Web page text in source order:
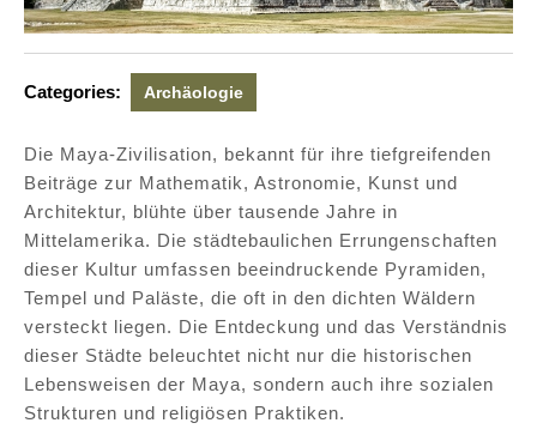
Categories: Archäologie
Die Maya-Zivilisation, bekannt für ihre tiefgreifenden
Beiträge zur Mathematik, Astronomie, Kunst und
Architektur, blühte über tausende Jahre in
Mittelamerika. Die städtebaulichen Errungenschaften
dieser Kultur umfassen beeindruckende Pyramiden,
Tempel und Paläste, die oft in den dichten Wäldern
versteckt liegen. Die Entdeckung und das Verständnis
dieser Städte beleuchtet nicht nur die historischen
Lebensweisen der Maya, sondern auch ihre sozialen
Strukturen und religiösen Praktiken.